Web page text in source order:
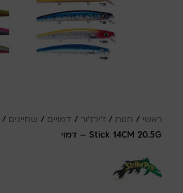
ראשי / חנות / ז'ירז'ור / דמויים / שחיינים /
Stick 14CM 20.5G – דמוי